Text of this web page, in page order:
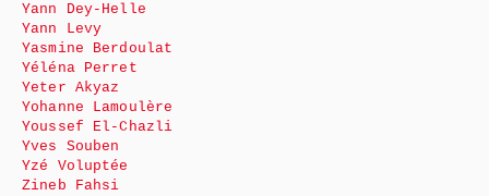
Yann Dey-Helle
Yann Levy
Yasmine Berdoulat
Yéléna Perret
Yeter Akyaz
Yohanne Lamoulère
Youssef El-Chazli
Yves Souben
Yzé Voluptée
Zineb Fahsi